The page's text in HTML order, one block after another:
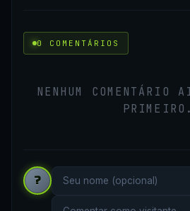
0 COMENTÁRIOS
NENHUM COMENTÁRIO
PRIMEIRO.
?